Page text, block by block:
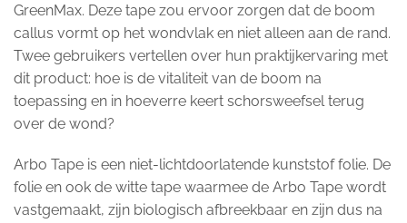
GreenMax. Deze tape zou ervoor zorgen dat de boom
callus vormt op het wondvlak en niet alleen aan de rand.
Twee gebruikers vertellen over hun praktijkervaring met
dit product: hoe is de vitaliteit van de boom na
toepassing en in hoeverre keert schorsweefsel terug
over de wond?
Arbo Tape is een niet-lichtdoorlatende kunststof folie. De
folie en ook de witte tape waarmee de Arbo Tape wordt
vastgemaakt, zijn biologisch afbreekbaar en zijn dus na